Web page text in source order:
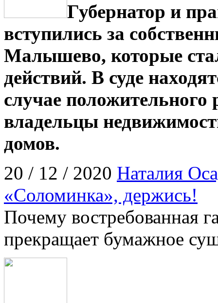
Губернатор и
вступились за
Малышево, которые
действий. В суде
случае
владельцы
домов.
20 / 12 / 2020 Наталия
«Соломинка», держись!
Почему востребованная
прекращает бумажное